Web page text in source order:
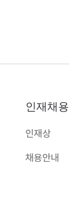
인재채용
인재상
채용안내